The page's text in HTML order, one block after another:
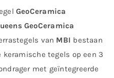
GeoCeramica
GeoCeramica
van MBI bestaan
keramische tegels op een 3
met geïntegreerde